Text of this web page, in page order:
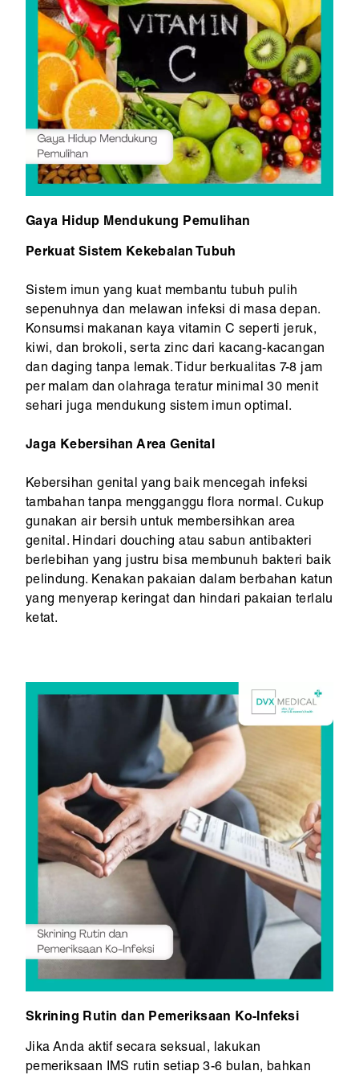
Gaya Hidup Mendukung Pemulihan
Perkuat Sistem Kekebalan Tubuh
Sistem imun yang kuat membantu tubuh pulih
sepenuhnya dan melawan infeksi di masa depan.
Konsumsi makanan kaya vitamin C seperti jeruk,
kiwi, dan brokoli, serta zinc dari kacang-kacangan
dan daging tanpa lemak. Tidur berkualitas 7-8 jam
per malam dan olahraga teratur minimal 30 menit
sehari juga mendukung sistem imun optimal.
Jaga Kebersihan Area Genital
Kebersihan genital yang baik mencegah infeksi
tambahan tanpa mengganggu flora normal. Cukup
gunakan air bersih untuk membersihkan area
genital. Hindari douching atau sabun antibakteri
berlebihan yang justru bisa membunuh bakteri baik
pelindung. Kenakan pakaian dalam berbahan katun
yang menyerap keringat dan hindari pakaian terlalu
ketat.
Skrining Rutin dan Pemeriksaan Ko-Infeksi
Jika Anda aktif secara seksual, lakukan
pemeriksaan IMS rutin setiap 3-6 bulan, bahkan